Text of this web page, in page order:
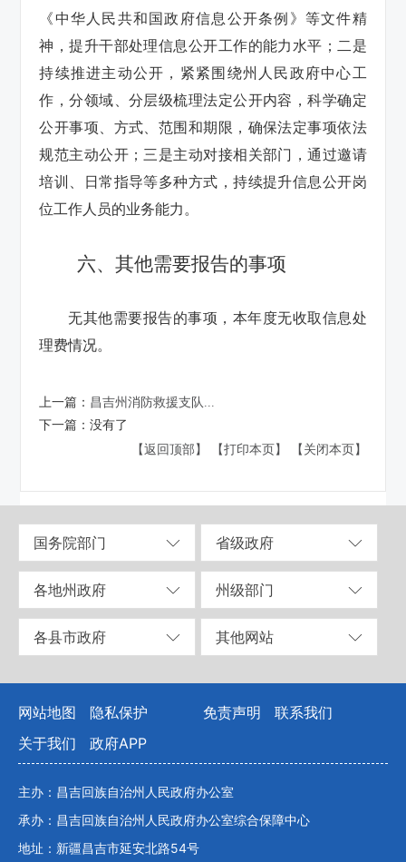
《中华人民共和国政府信息公开条例》等文件精
神，提升干部处理信息公开工作的能力水平；二是
持续推进主动公开，紧紧围绕州人民政府中心工
作，分领域、分层级梳理法定公开内容，科学确定
公开事项、方式、范围和期限，确保法定事项依法
规范主动公开；三是主动对接相关部门，通过邀请
培训、日常指导等多种方式，持续提升信息公开岗
位工作人员的业务能力。
六、其他需要报告的事项
无其他需要报告的事项，本年度无收取信息处
理费情况。
上一篇： 昌吉州消防救援支队...
下一篇：没有了
【返回顶部】
【打印本页】 【关闭本页】
国务院部门 省级政府
各地州政府 州级部门
各县市政府 其他网站
网站地图 隐私保护 免责声明
联系我们
关于我们
政府APP
主办：昌吉回族自治州人民政府办公室
承办：昌吉回族自治州人民政府办公室综合保障中心
地址：新疆昌吉市延安北路54号